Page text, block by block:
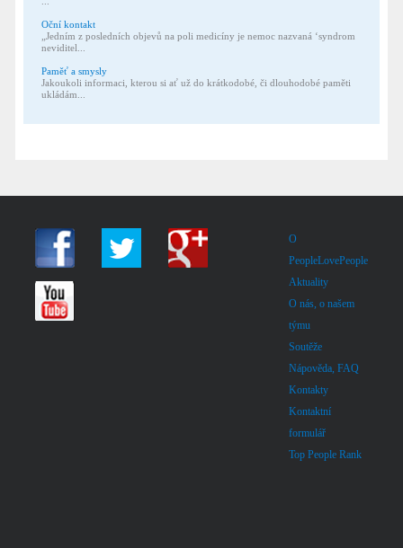
Oční kontakt
„Jedním z posledních objevů na poli medicíny je nemoc nazvaná ‘syndrom
neviditel...
Paměť a smysly
Jakoukoli informaci, kterou si ať už do krátkodobé, či dlouhodobé paměti
ukládám...
O
PeopleLovePeople
Aktuality
O nás, o našem
týmu
Soutěže
Nápověda, FAQ
Kontakty
Kontaktní
formulář
Top People Rank